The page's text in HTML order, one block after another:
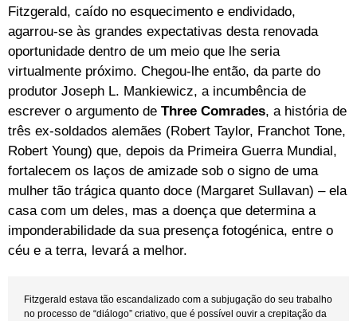
Fitzgerald, caído no esquecimento e endividado,
agarrou-se às grandes expectativas desta renovada
oportunidade dentro de um meio que lhe seria
virtualmente próximo. Chegou-lhe então, da parte do
produtor Joseph L. Mankiewicz, a incumbência de
escrever o argumento de Three Comrades, a história de
três ex-soldados alemães (Robert Taylor, Franchot Tone,
Robert Young) que, depois da Primeira Guerra Mundial,
fortalecem os laços de amizade sob o signo de uma
mulher tão trágica quanto doce (Margaret Sullavan) – ela
casa com um deles, mas a doença que determina a
imponderabilidade da sua presença fotogénica, entre o
céu e a terra, levará a melhor.
Fitzgerald estava tão escandalizado com a subjugação do seu trabalho
no processo de “diálogo” criativo, que é possível ouvir a crepitação da